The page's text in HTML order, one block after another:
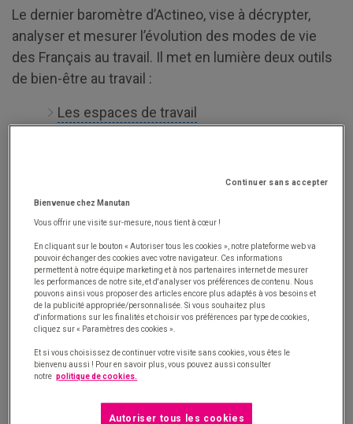
Le dernier baromètre d’Actineo, vise à décrypter,
analyser et mesurer l’évolution des modes de vie
des Français au travail. Il met en lumière deux outils
de bien-être au travail :
Les espaces de travail
Outil de bien-être au travail n°1 : les
espaces de travail
22 % des répondants affirment être très satisfaits de
leurs lieux de travail et estiment que ces derniers
sont adaptés à leurs besoins.
Aujourd’hui, deux tiers des actifs travaillent dans un
bureau fermé contre un tiers dans un espace
collectif ouvert. Aussi, le flex office (le fait de ne pas
et concerne désormais 14 % des actifs. Bonne
Continuer sans accepter
Bienvenue chez Manutan
Vous offrir une visite sur-mesure, nous tient à cœur !
En cliquant sur le bouton « Autoriser tous les cookies », notre plateforme web va
pouvoir échanger des cookies avec votre navigateur. Ces informations
permettent à notre équipe marketing et à nos partenaires internet de mesurer
les performances de notre site, et d'analyser vos préférences de contenu. Nous
pouvons ainsi vous proposer des articles encore plus adaptés à vos besoins et
de la publicité appropriée/personnalisée. Si vous souhaitez plus
d'informations sur les finalités et choisir vos préférences par type de cookies,
cliquez sur « Paramètres des cookies ».
Et si vous choisissez de continuer votre visite sans cookies, vous êtes le
bienvenu aussi ! Pour en savoir plus, vous pouvez aussi consulter
notre politique de cookies.
Autoriser tous les cookies